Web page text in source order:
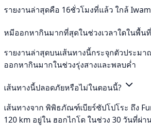
รายงานล่าสุดคือ 16ชั่วโมงที่แล้ว ใกล้
หมีออกหากินมากที่สุดในช่วงเวลาใดในพื้น
รายงานล่าสุดบนเส้นทางนี้กระจุกตัวประม
ออกหากินมากในช่วงรุ่งสางและพลบค่ำ
เส้นทางนี้ปลอดภัยหรือไม่ในตอนนี้?
เส้นทางจาก พิพิธภัณฑ์เบียร์ซัปโปโระ ถึง
120 km อยู่ใน ฮอกไกโด ในช่วง 30 วันที่ผ่